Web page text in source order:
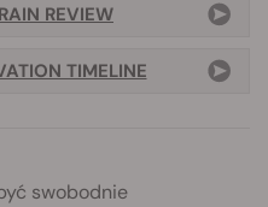
REVIEW
TIMELINE
swobodnie